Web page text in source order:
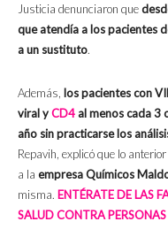
Justicia denunciaron que
que atendía a los pacientes
a un sustituto.
Además, los pacientes con
viral yCD4 al menos cada 3
año sin practicarse los
Repavih, explicó que lo
a la empresa Químicos
misma. ENTÉRATE DE LAS
SALUD CONTRA